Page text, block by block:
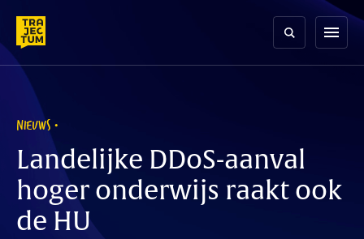
content
menu
NIEUWS
Landelijke DDoS-aanval
hoger onderwijs raakt ook
de HU